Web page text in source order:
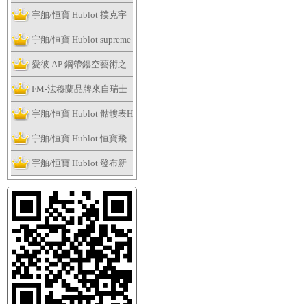
舶表全新個性撲克系列腕
表捉緊浮華的趣味
宇舶/恒寶 Hublot 撲克宇
舶表全新個性撲克系列腕
表捉緊浮華的趣味
宇舶/恒寶 Hublot supreme
讓這個夏天大膽露出妳的
手表
愛彼 AP 鋼帶鏤空藝術之
作，全新皇家橡樹系列雙
擺輪鏤空腕表
FM-法穆蘭品牌來自瑞士
日內瓦
宇舶/恒寶 Hublot 骷髏表H
ublot Skull Bang系列
宇舶/恒寶 Hublot 恒寶飛
輪腕表、經典融合最新陀
飛輪腕表
宇舶/恒寶 Hublot 發布新
版Big Bang法拉利腕表